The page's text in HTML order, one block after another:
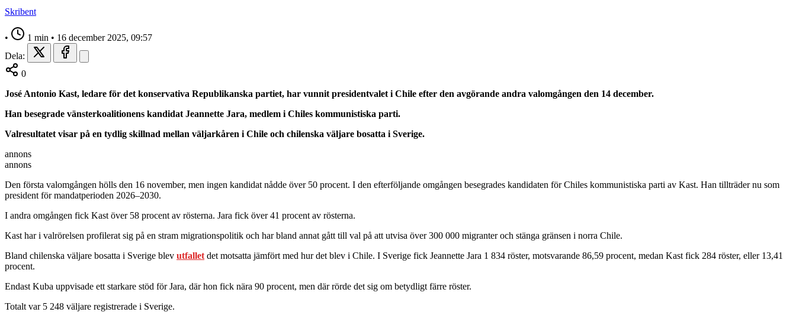
Skribent
• 1 min • 16 december 2025, 09:57
Dela:
0
José Antonio Kast, ledare för det konservativa Republikanska partiet, har vunnit presidentvalet i Chile efter den avgörande andra valomgången den 14 december.
Han besegrade vänsterkoalitionens kandidat Jeannette Jara, medlem i Chiles kommunistiska parti.
Valresultatet visar på en tydlig skillnad mellan väljarkåren i Chile och chilenska väljare bosatta i Sverige.
annons
annons
Den första valomgången hölls den 16 november, men ingen kandidat nådde över 50 procent. I den efterföljande omgången besegrades kandidaten för Chiles kommunistiska parti av Kast. Han tillträder nu som
president för mandatperioden 2026–2030.
I andra omgången fick Kast över 58 procent av rösterna. Jara fick över 41 procent av rösterna.
Kast har i valrörelsen profilerat sig på en stram migrationspolitik och har bland annat gått till val på att utvisa över 300 000 migranter och stänga gränsen i norra Chile.
Bland chilenska väljare bosatta i Sverige blev utfallet det motsatta jämfört med hur det blev i Chile. I Sverige fick Jeannette Jara 1 834 röster, motsvarande 86,59 procent, medan Kast fick 284 röster, eller 13,41
procent.
Endast Kuba uppvisade ett starkare stöd för Jara, där hon fick nära 90 procent, men där rörde det sig om betydligt färre röster.
Totalt var 5 248 väljare registrerade i Sverige.